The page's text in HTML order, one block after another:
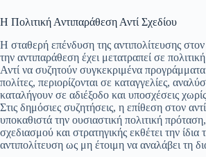
Η Πολιτική Αντιπαράθεση Αντί Σχεδίου
Η σταθερή επένδυση της αντιπολίτευσης
την αντιπαράθεση έχει μετατραπεί σε
Αντί να συζητούν συγκεκριμένα προγράμματα
πολίτες, περιορίζονται σε καταγγελίες,
καταλήγουν σε αδιέξοδο και υποσχέσεις
Στις δημόσιες συζητήσεις, η επίθεση στον
υποκαθιστά την ουσιαστική πολιτική
σχεδιασμού και στρατηγικής εκθέτει την ίδια
αντιπολίτευση ως μη έτοιμη να αναλάβει τη